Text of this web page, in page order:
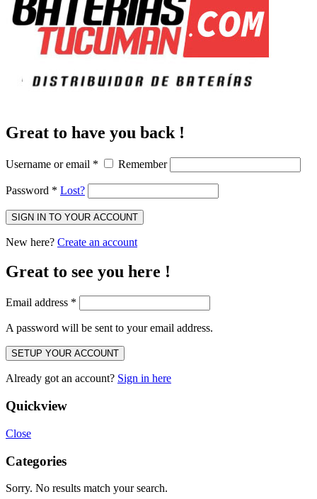
Great to have you back !
Username or email * Remember
Password * Lost?
SIGN IN TO YOUR ACCOUNT
New here? Create an account
Great to see you here !
Email address *
A password will be sent to your email address.
SETUP YOUR ACCOUNT
Already got an account? Sign in here
Quickview
Close
Categories
Sorry. No results match your search.